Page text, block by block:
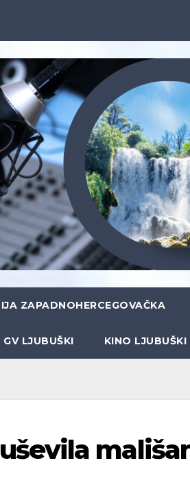
ZAPADNOHERCEGOVAČKA
GV LJUBUŠKI KINO LJUBUŠKI